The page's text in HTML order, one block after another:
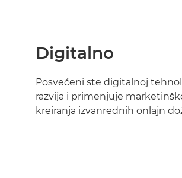
Digitalno
Posvećeni ste digitalnoj
razvija i primenjuje
kreiranja izvanrednih onlajn